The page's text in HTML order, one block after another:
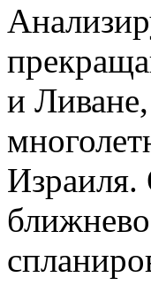
и Ливане,
Израиля.